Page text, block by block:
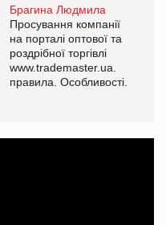
Брагина Людмила
Просування компанії
на порталі оптової та
роздрібної торгівлі
www.trademaster.ua.
правила. Особливості.